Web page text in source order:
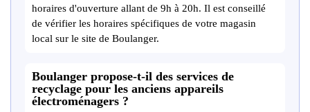
horaires d'ouverture allant de 9h à 20h. Il est conseillé
de vérifier les horaires spécifiques de votre magasin
local sur le site de Boulanger.
Boulanger propose-t-il des services de
recyclage pour les anciens appareils
électroménagers ?